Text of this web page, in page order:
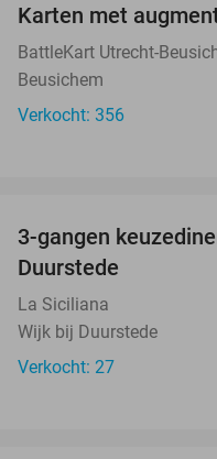
Karten met
BattleKart Utrecht-
Beusichem
Verkocht: 356
3-gangen
Duurstede
La Siciliana
Wijk bij Duurstede
Verkocht: 27